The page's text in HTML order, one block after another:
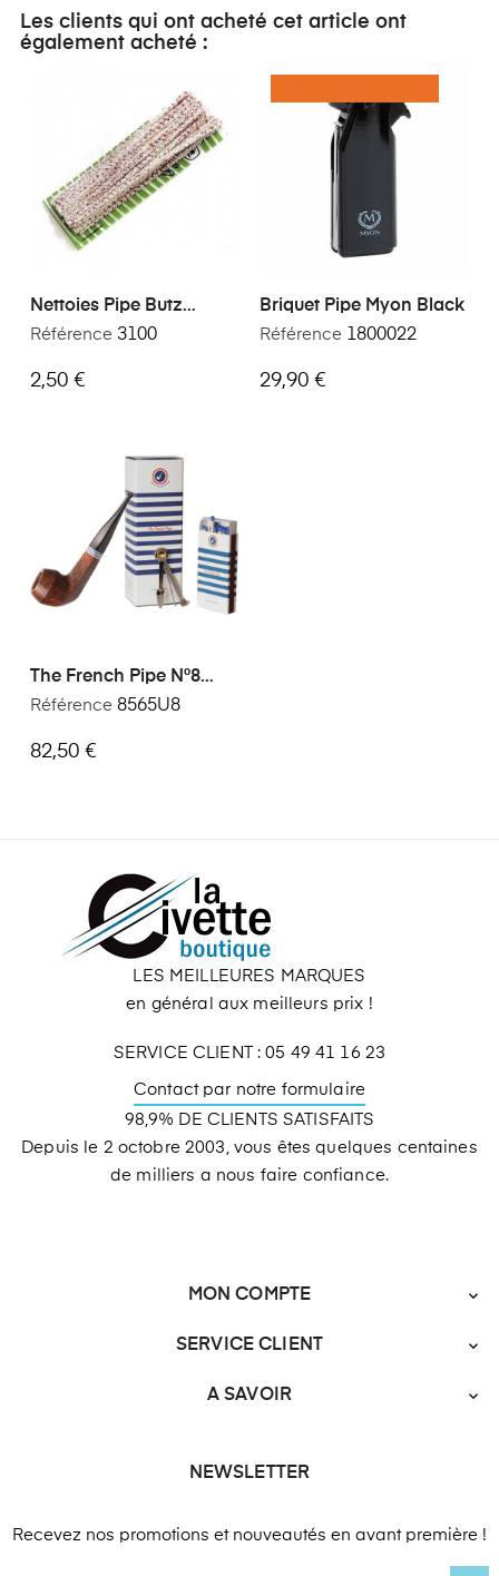
Les clients qui ont acheté cet article ont
également acheté :
Nettoies Pipe Butz
Choquin
Référence 3100
2,50 €
Briquet Pipe Myon Black
Référence 1800022
29,90 €
The French Pipe N°8
Unie
Référence 8565U8
82,50 €
LES MEILLEURES MARQUES
en général aux meilleurs prix !
SERVICE CLIENT : 05 49 41 16 23
Contact par notre formulaire
98,9% DE CLIENTS SATISFAITS
Depuis le 2 octobre 2003, vous êtes quelques centaines
de milliers a nous faire confiance.
MON COMPTE 
SERVICE CLIENT 
A SAVOIR 
NEWSLETTER
Recevez nos promotions et nouveautés en avant première !